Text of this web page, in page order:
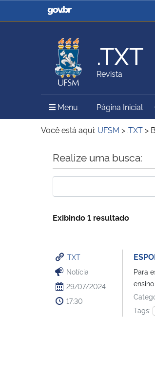
Casa Civil
Ministério da Agricultura,
Pecuária e Abastecimento
Ministério do Meio Ambiente
.TXT
Revista
Menu Menu Principal do
Página Inicial
Você está aqui: UFSM > .TXT >
Início do conteúdo
Realize uma busca:
Exibindo 1 resultado
.TXT
Notícia
29/07/2024
17:30
Para
Tags: